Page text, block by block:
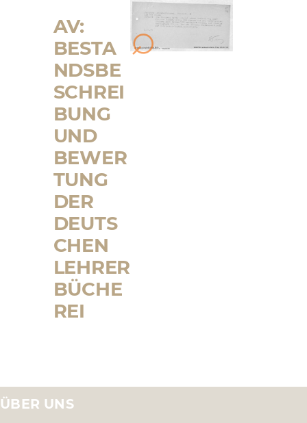
AV:
BESTA
NDSBE
SCHREI
BUNG
UND
BEWER
TUNG
DER
DEUTS
CHEN
LEHRER
BÜCHE
REI
ÜBER UNS